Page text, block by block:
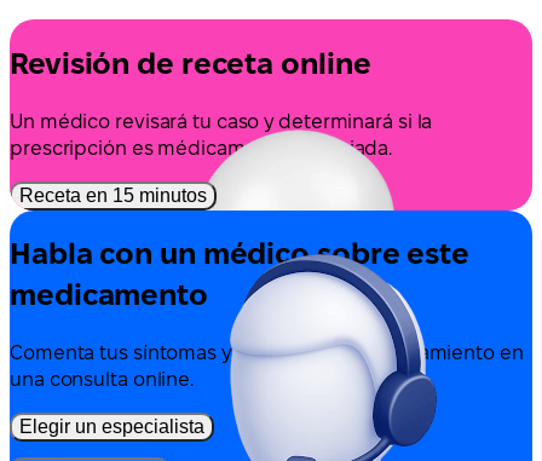
Revisión de receta online
Un médico revisará tu caso y determinará si la
prescripción es médicamente apropiada.
Receta en 15 minutos
Habla con un médico sobre este
medicamento
Comenta tus síntomas y las opciones de tratamiento en
una consulta online.
Elegir un especialista